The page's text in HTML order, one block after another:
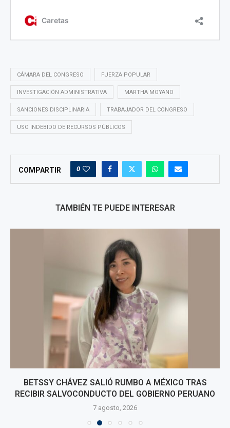
CÁMARA DEL CONGRESO FUERZA POPULAR
INVESTIGACIÓN ADMINISTRATIVA MARTHA MOYANO
SANCIONES DISCIPLINARIA TRABAJADOR DEL CONGRESO
USO INDEBIDO DE RECURSOS PÚBLICOS
COMPARTIR 0
TAMBIÉN TE PUEDE INTERESAR
BETSSY CHÁVEZ SALIÓ RUMBO A MÉXICO TRAS
RECIBIR SALVOCONDUCTO DEL GOBIERNO PERUANO
7 agosto, 2026